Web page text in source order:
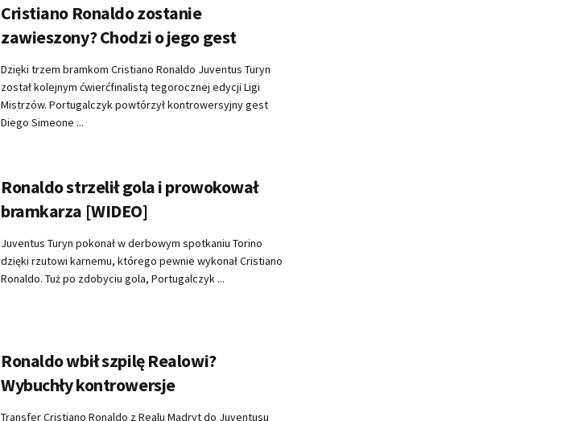
Cristiano Ronaldo zostanie
zawieszony? Chodzi o jego gest
Dzięki trzem bramkom Cristiano Ronaldo Juventus Turyn
został kolejnym ćwierćfinalistą tegorocznej edycji Ligi
Mistrzów. Portugalczyk powtórzył kontrowersyjny gest
Diego Simeone ...
Ronaldo strzelił gola i prowokował
bramkarza [WIDEO]
Juventus Turyn pokonał w derbowym spotkaniu Torino
dzięki rzutowi karnemu, którego pewnie wykonał Cristiano
Ronaldo. Tuż po zdobyciu gola, Portugalczyk ...
Ronaldo wbił szpilę Realowi?
Wybuchły kontrowersje
Transfer Cristiano Ronaldo z Realu Madryt do Juventusu